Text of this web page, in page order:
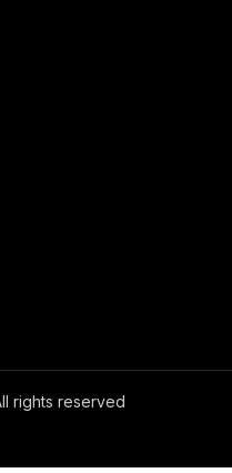
rights reserved